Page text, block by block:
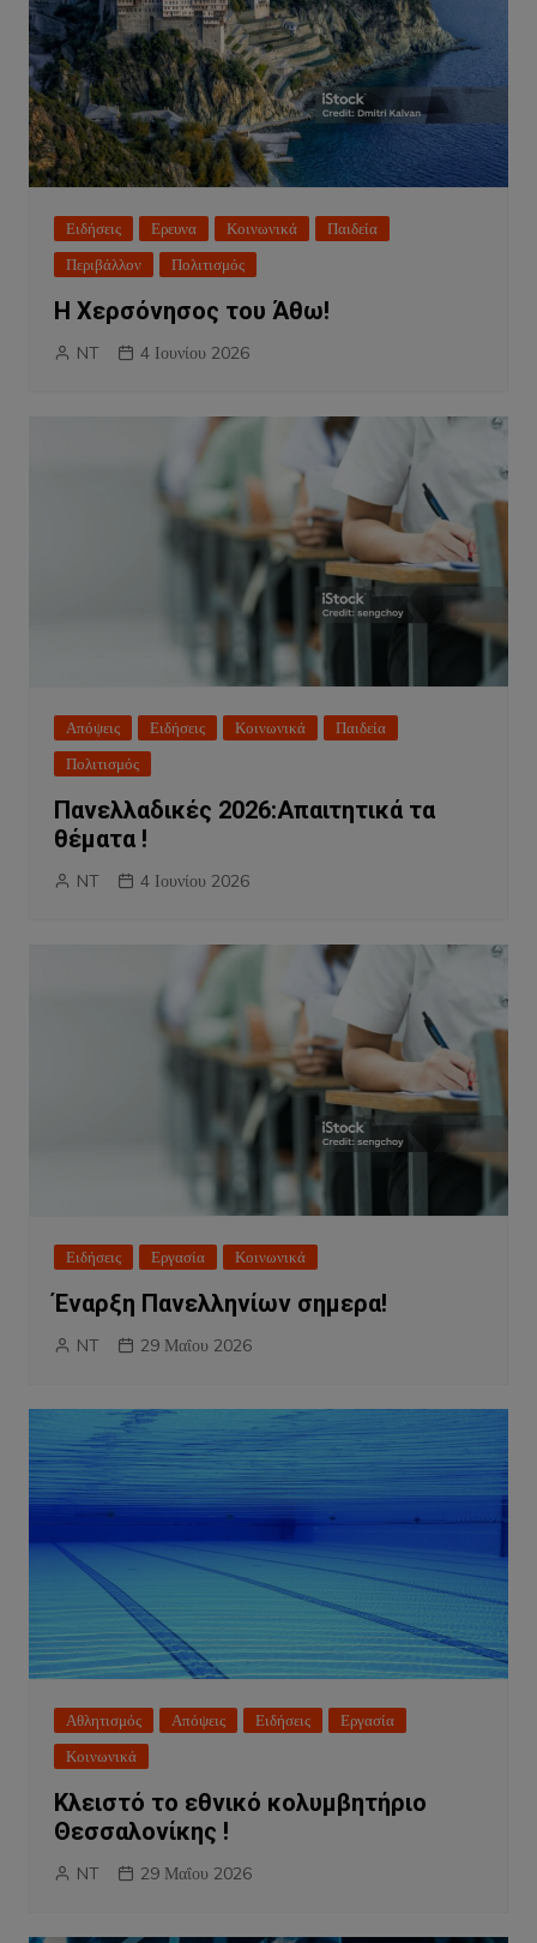
Ειδήσεις Ερευνα Κοινωνικά
Παιδεία
Περιβάλλον
Πολιτισμός
Η Χερσόνησος του Άθω!
NT 4 Ιουνίου 2026
Απόψεις Ειδήσεις Κοινωνικά
Παιδεία
Πολιτισμός
Πανελλαδικές 2026:Απαιτητικά τα
θέματα !
NT 4 Ιουνίου 2026
Ειδήσεις Εργασία Κοινωνικά
Έναρξη Πανελληνίων σημερα!
NT 29 Μαΐου 2026
Αθλητισμός Απόψεις Ειδήσεις
Εργασία
Κοινωνικά
Κλειστό το εθνικό κολυμβητήριο
Θεσσαλονίκης !
NT 29 Μαΐου 2026